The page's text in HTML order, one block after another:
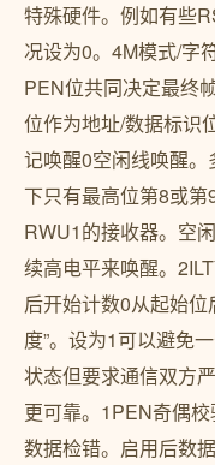
特殊硬件。例如有些
况设为0。4M模式/字
PEN位共同决定最终
位作为地址/数据标识
记唤醒0空闲线唤醒
下只有最高位第8或
RWU1的接收器。空
续高电平来唤醒。
后开始计数0从起始
度”。设为1可以避免
状态但要求通信双方
更可靠。1PEN奇偶
数据检错。启用后数